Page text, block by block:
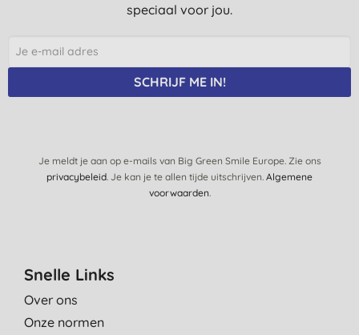
18-1-2022
en nare ingredienten heeft en de pasvorm is goed. We
gebruiken de Bambo al jaren.
V. M., Drimmelen
bevallen deze verreweg het meest.
N., Utrecht
Goed alternatief ter vervanging van plastic luiers
speciaal voor jou.
SCHRIJF ME IN!
Je meldt je aan op e-mails van Big Green Smile Europe. Zie ons
privacybeleid. Je kan je te allen tijde uitschrijven. Algemene
voorwaarden.
Snelle Links
Over ons
Onze normen